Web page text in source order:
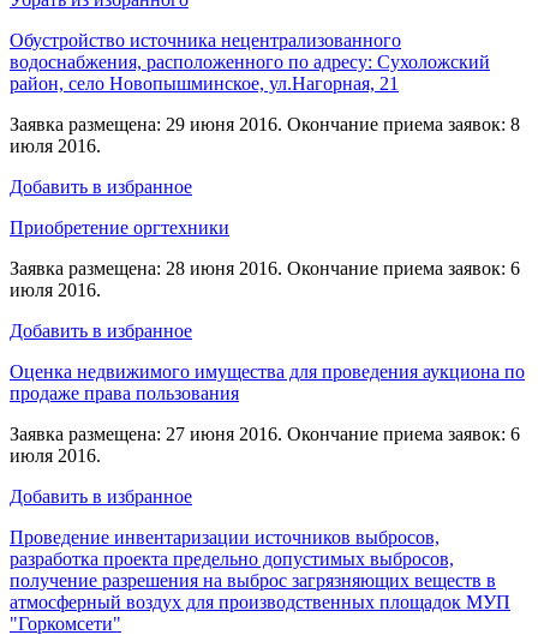
Обустройство источника нецентрализованного
водоснабжения, расположенного по адресу: Сухоложский
район, село Новопышминское, ул.Нагорная, 21
Заявка размещена: 29 июня 2016. Окончание приема заявок: 8
июля 2016.
Добавить в избранное
Приобретение оргтехники
Заявка размещена: 28 июня 2016. Окончание приема заявок: 6
июля 2016.
Добавить в избранное
Оценка недвижимого имущества для проведения аукциона по
продаже права пользования
Заявка размещена: 27 июня 2016. Окончание приема заявок: 6
июля 2016.
Добавить в избранное
Проведение инвентаризации источников выбросов,
разработка проекта предельно допустимых выбросов,
получение разрешения на выброс загрязняющих веществ в
атмосферный воздух для производственных площадок МУП
"Горкомсети"